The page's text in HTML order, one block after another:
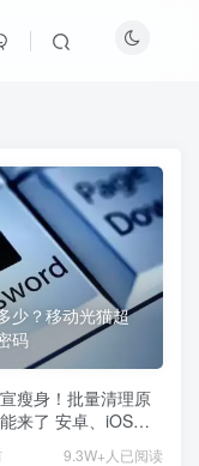
少？移动光猫超
码
瘦身！批量清理原
来了 安卓、iOS均
9.3W+人已阅读